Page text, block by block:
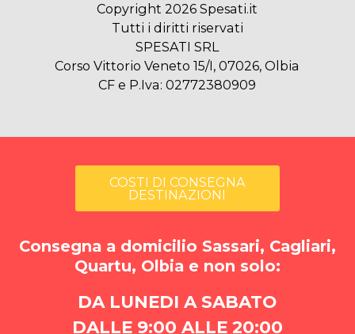
Copyright 2026 Spesati.it
Tutti i diritti riservati
SPESATI SRL
Corso Vittorio Veneto 15/I, 07026, Olbia
CF e P.Iva: 02772380909
COSTI DI CONSEGNA
DESTINAZIONI
Consegna a domicilio Sassari, Cagliari,
Quartu, Olbia e non solo:
DA LUNEDI A SABATO
DALLE 9:00 ALLE 20:00